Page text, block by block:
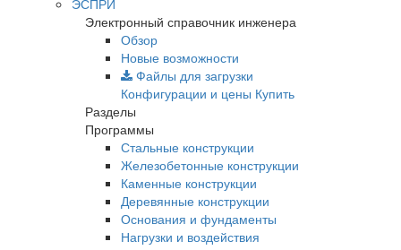
Электронный справочник инженера
Обзор
Новые возможности
Файлы для загрузки
Конфигурации и цены Купить
Разделы
Программы
Стальные конструкции
Железобетонные конструкции
Каменные конструкции
Деревянные конструкции
Основания и фундаменты
Нагрузки и воздействия